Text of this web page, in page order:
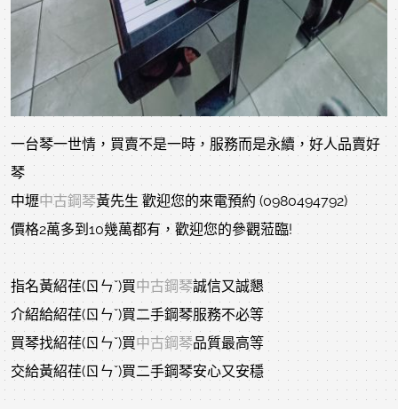
一台琴一世情，買賣不是一時，服務而是永續，好人品賣好
琴
中壢中古鋼琴黃先生 歡迎您的來電預約 (0980494792)
價格2萬多到10幾萬都有，歡迎您的參觀蒞臨!
指名黃紹荏(ㄖㄣˇ)買中古鋼琴誠信又誠懇
介紹給紹荏(ㄖㄣˇ)買二手鋼琴服務不必等
買琴找紹荏(ㄖㄣˇ)買中古鋼琴品質最高等
交給黃紹荏(ㄖㄣˇ)買二手鋼琴安心又安穩